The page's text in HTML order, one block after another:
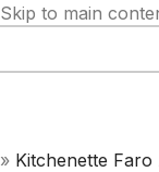
Skip to main
» Kitchenette